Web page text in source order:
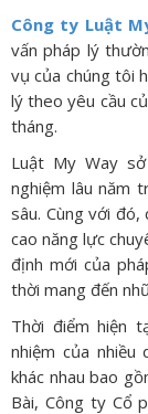
Công ty Luật
vấn pháp lý
vụ của chúng tôi
lý theo yêu cầu
tháng.
Luật My Way
nghiệm lâu năm
sâu. Cùng với
cao năng lực
định mới của
thời mang đến
Thời điểm hiện
nhiệm của
khác nhau bao
Bài, Công ty Cổ